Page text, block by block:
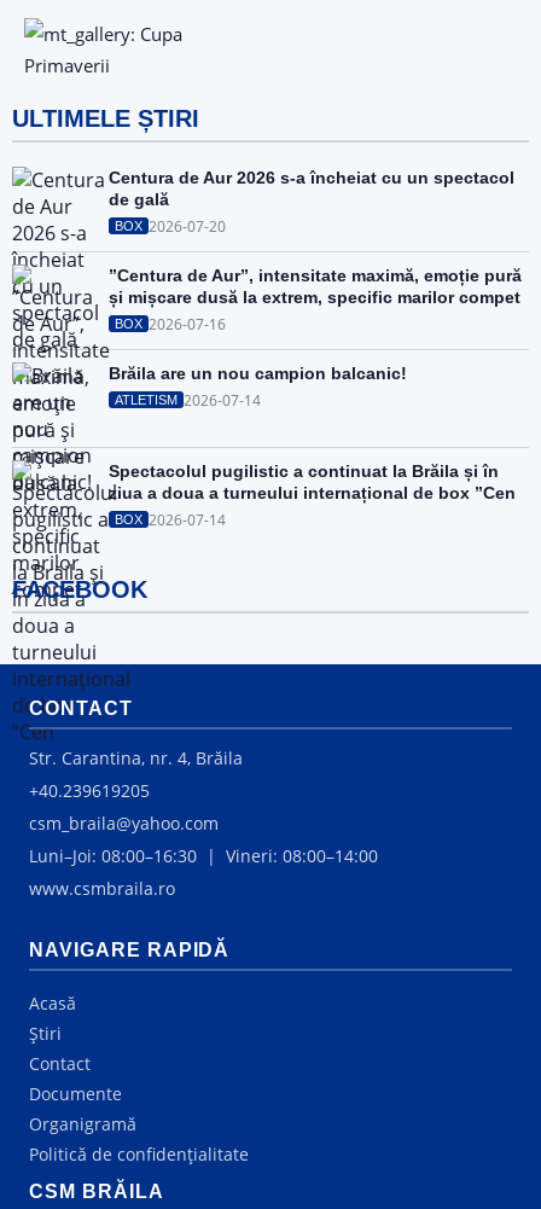
ULTIMELE ȘTIRI
Centura de Aur 2026 s-a încheiat cu un spectacol
de gală
BOX 2026-07-20
”Centura de Aur”, intensitate maximă, emoție pură
și mișcare dusă la extrem, specific marilor compet
BOX 2026-07-16
Brăila are un nou campion balcanic!
ATLETISM 2026-07-14
Spectacolul pugilistic a continuat la Brăila și în
ziua a doua a turneului internațional de box ”Cen
BOX 2026-07-14
FACEBOOK
CONTACT
Str. Carantina, nr. 4, Brăila
+40.239619205
csm_braila@yahoo.com
Luni–Joi: 08:00–16:30 | Vineri: 08:00–14:00
www.csmbraila.ro
NAVIGARE RAPIDĂ
Acasă
Știri
Contact
Documente
Organigramă
Politică de confidențialitate
CSM BRĂILA